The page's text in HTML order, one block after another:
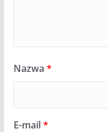
Nazwa *
E-mail*